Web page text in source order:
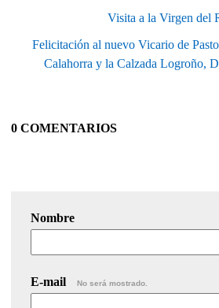
Visita a la Virgen del
Felicitación al nuevo Vicario de
Calahorra y la Calzada Logroño,
0 COMENTARIOS
Nombre
E-mail No será mostrado.